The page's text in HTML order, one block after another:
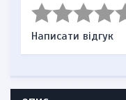
Написати відгук